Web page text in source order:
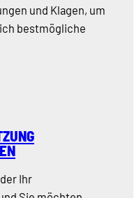
und Klagen, um
bestmögliche
Ihr